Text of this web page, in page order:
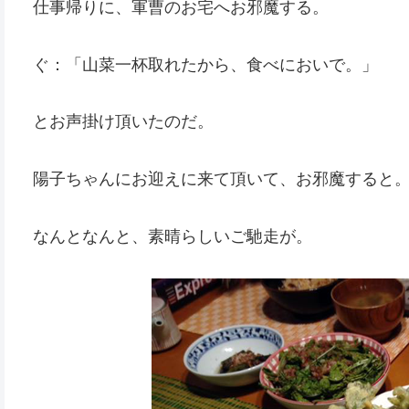
仕事帰りに、軍曹のお宅へお邪魔する。
ぐ：「山菜一杯取れたから、食べにおいで。」
とお声掛け頂いたのだ。
陽子ちゃんにお迎えに来て頂いて、お邪魔すると
なんとなんと、素晴らしいご馳走が。